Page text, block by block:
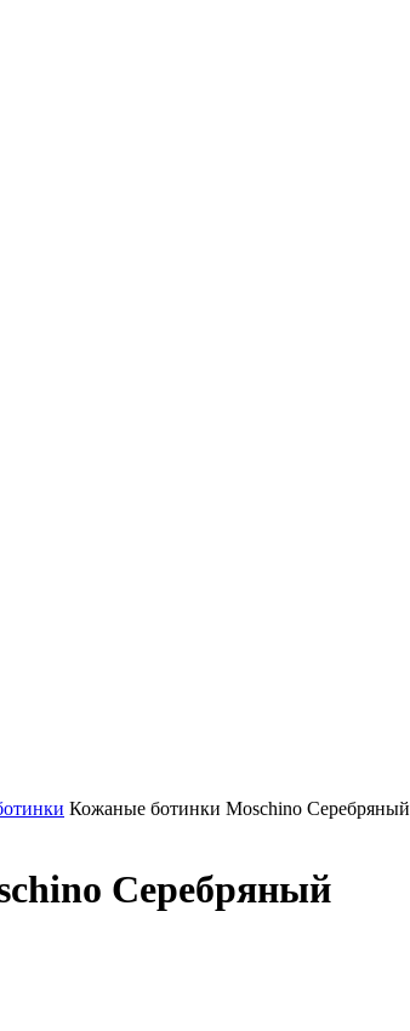
Кожаные ботинки Moschino Серебряный
Серебряный